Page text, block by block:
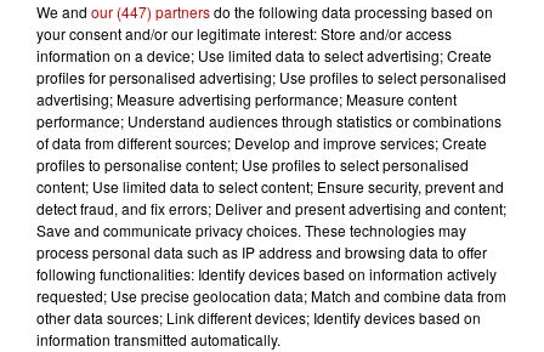
noyade dans le Finistère
6 août 2026
Vendre un chiot en animalerie
peut coûter très cher
6 août 2026
Invasion de physalies sur des
plages du Sud-Ouest
We and our (447) partnersdo the following data processing based on
your consent and/or our legitimate interest: Store and/or access
information on a device; Use limited data to select advertising; Create
profiles for personalised advertising; Use profiles to select personalised
advertising; Measure advertising performance; Measure content
performance; Understand audiences through statistics or combinations
of data from different sources; Develop and improve services; Create
profiles to personalise content; Use profiles to select personalised
content; Use limited data to select content; Ensure security, prevent and
detect fraud, and fix errors; Deliver and present advertising and content;
Save and communicate privacy choices. These technologies may
process personal data such as IP address and browsing data to offer
following functionalities: Identify devices based on information actively
requested; Use precise geolocation data; Match and combine data from
other data sources; Link different devices; Identify devices based on
information transmitted automatically.